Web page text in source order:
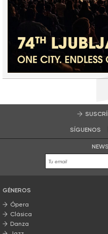
SÍGUENOS
GÉNEROS
Ópera
Clásica
Danza